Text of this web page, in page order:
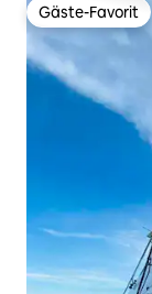
Gäste-Favorit
Gäste-Favorit